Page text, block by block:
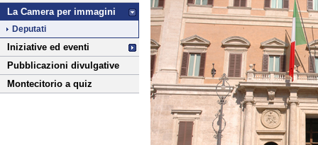
La Camera per immagini
Deputati
Iniziative ed eventi
Pubblicazioni divulgative
Montecitorio a quiz